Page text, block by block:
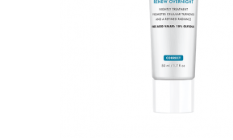
IN WINKELMAND